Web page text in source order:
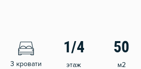
3 кровати
1/4
этаж
50
м2